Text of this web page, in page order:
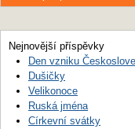
Nejnovější příspěvky
Den vzniku
Dušičky
Velikonoce
Ruská jména
Církevní svátky